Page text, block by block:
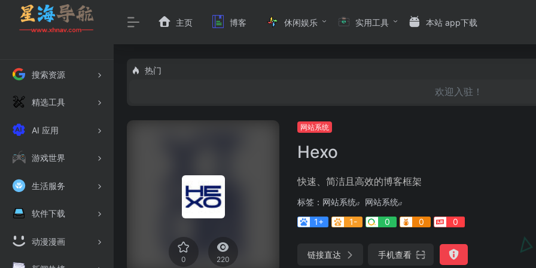
搜索资源
精选工具
AI 应用
游戏世界
生活服务
软件下载
动漫漫画
主页 博客 休闲娱乐 实用工具 本站 app下载
热门
欢迎入驻！
0 220
网站系统
Hexo
快速、简洁且高效的博客框架
标签： 网站系统
网站系统
1+
1- 0 0 0
链接直达 手机查看